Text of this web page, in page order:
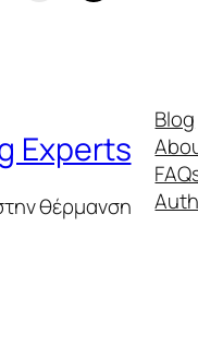
Experts
θέρμανση
Blog